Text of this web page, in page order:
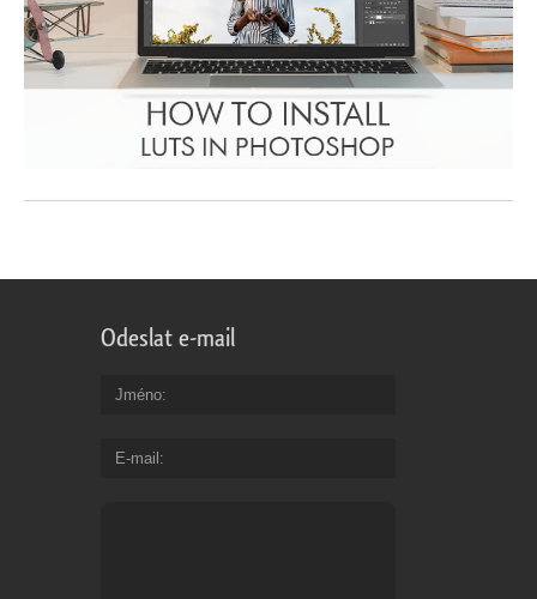
Odeslat e-mail
Jméno
E-mail